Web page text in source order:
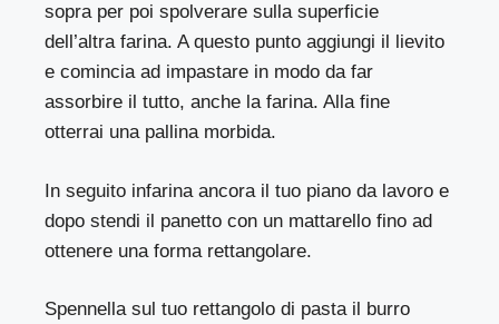
sopra per poi spolverare sulla superficie
dell’altra farina. A questo punto aggiungi il lievito
e comincia ad impastare in modo da far
assorbire il tutto, anche la farina. Alla fine
otterrai una pallina morbida.
In seguito infarina ancora il tuo piano da lavoro e
dopo stendi il panetto con un mattarello fino ad
ottenere una forma rettangolare.
Spennella sul tuo rettangolo di pasta il burro